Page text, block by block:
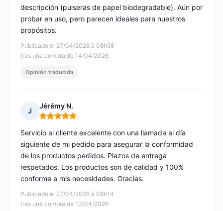
Publicado el 27/04/2026 à 08h58
tras una compra de 14/04/2026
descripción (pulseras de papel biodegradable). Aún por
probar en uso, pero parecen ideales para nuestros
propósitos.
Opinión traducida
J
Jérémy N.
Nota: 5 de 5
Publicado el 27/04/2026 à 08h14
tras una compra de 10/04/2026
Servicio al cliente excelente con una llamada al día
siguiente de mi pedido para asegurar la conformidad
de los productos pedidos. Plazos de entrega
respetados. Los productos son de calidad y 100%
conforme a mis necesidades. Gracias.